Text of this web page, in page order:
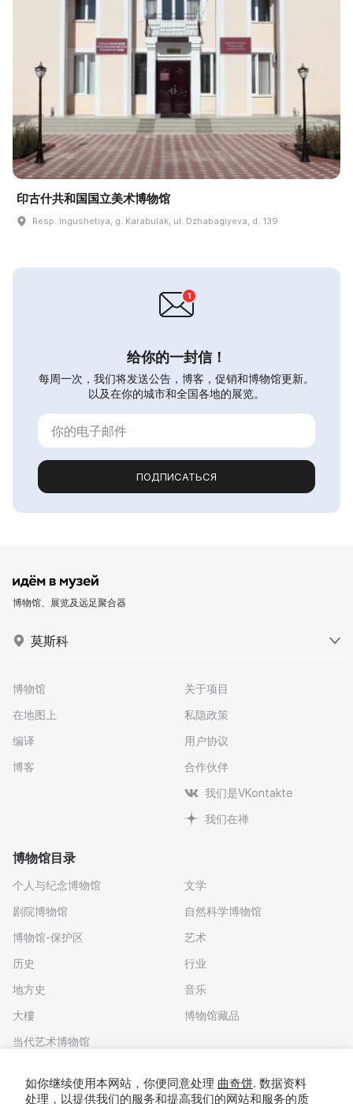
印古什共和国国立美术博物馆
Resp. Ingushetiya, g. Karabulak, ul. Dzhabagiyeva, d. 139
给你的一封信！
每周一次，我们将发送公告，博客，促销和博物馆更新。
以及在你的城市和全国各地的展览。
ПОДПИСАТЬСЯ
博物馆、展览及远足聚合器
莫斯科
博物馆
在地图上
编译
博客
关于项目
私隐政策
用户协议
合作伙伴
我们是VKontakte
我们在禅
博物馆目录
个人与纪念博物馆
剧院博物馆
博物馆-保护区
历史
地方史
大樓
当代艺术博物馆
文学
自然科学博物馆
艺术
行业
音乐
博物馆藏品
如你继续使用本网站，你便同意处理 曲奇饼. 数据资料
处理，以提供我们的服务和提高我们的网站和服务的质